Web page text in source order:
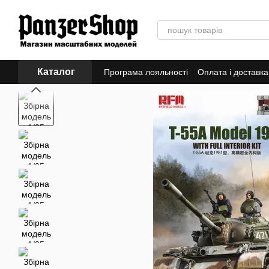
Каталог Програма лояльності Оплата і доставка